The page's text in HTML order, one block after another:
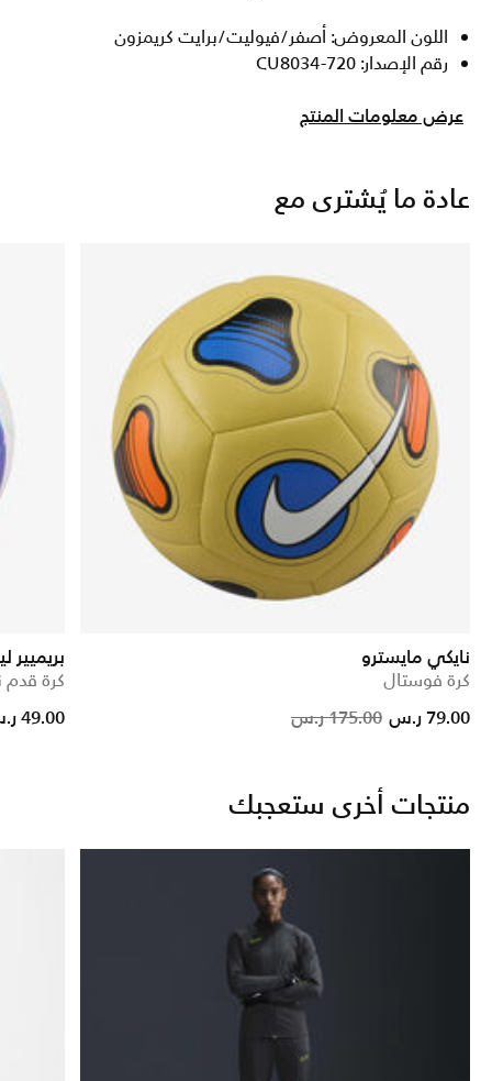
اللون المعروض: أصفر/فيوليت/برايت كريمزون
رقم الإصدار: CU8034-720
عرض معلومات المنتج
عادة ما يُشترى مع
نايكي مايسترو
كرة فوستال
Price
175.00 ر.س 79.00 ر.س
بريميير
كرة قدم
Price reduced from
49.00 ر.س
منتجات أخرى ستعجبك